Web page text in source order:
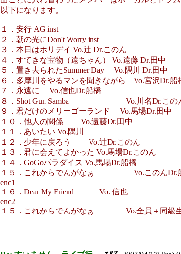
以下になります。
１．安行 AG inst
２．朝の光にDon't Worry inst
３．本日はホリデイ Vo.辻 Dr.このん
４．すてきな宝物（遠ちゃん） Vo.遠藤 Dr.田中
５．置き去られたSummer Day Vo.隅川 Dr.田中
６．多摩川をやるマンを聞きながら Vo.宮沢Dr.船
７．永遠に Vo.信也Dr.船橋
８．Shot Gun Samba Vo.川名Dr.この
９．君だけのメリーゴーランド Vo.馬場Dr.田中
１０．他人の関係 Vo.遠藤Dr.田中
１１．あいたい Vo.隅川
１２．少年に戻ろう Vo.辻Dr.このん
１３．君に会えてよかった Vo.馬場Dr.このん
１４．GoGoパラダイス Vo.馬場Dr.船橋
１５．これからでんがなぁ Vo.このんDr.
enc1
１６．Dear My Friend Vo. 信也
enc2
１５．これからでんがなぁ Vo.全員＋同級生